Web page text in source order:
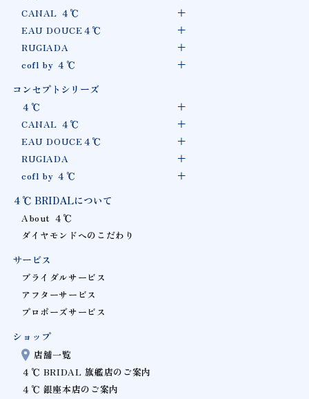
CANAL ４℃
EAU DOUCE４℃
RUGIADA
cofl by ４℃
コンセプトシリーズ
４℃
CANAL ４℃
EAU DOUCE４℃
RUGIADA
cofl by ４℃
４℃ BRIDALについて
About ４℃
ダイヤモンドへのこだわり
サービス
ブライダルサービス
アフターサービス
プロポーズサービス
ショップ
店舗一覧
４℃ BRIDAL 旗艦店のご案内
４℃ 銀座本店のご案内